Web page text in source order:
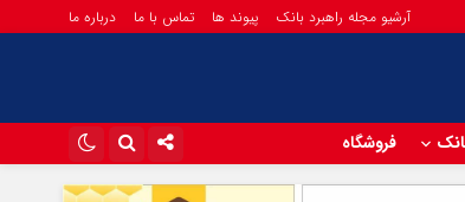
آرشیو مجله راهبرد بانک پیوند ها تماس با ما درباره ما
فروشگاه
اینستاگرام